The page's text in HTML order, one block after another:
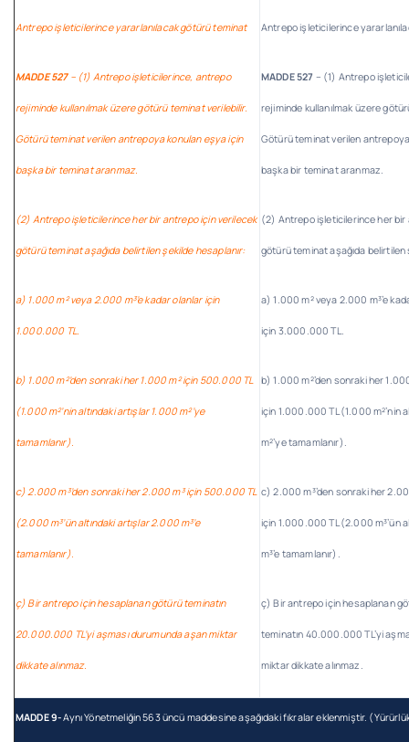
Antrepo işleticilerince yararlanılacak götürü teminat
MADDE 527– (1) Antrepo işleticilerince, antrepo
rejiminde kullanılmak üzere götürü teminat verilebilir.
Götürü teminat verilen antrepoya konulan eşya için
başka bir teminat aranmaz.
(2) Antrepo işleticilerince her bir antrepo için verilecek
götürü teminat aşağıda belirtilen şekilde hesaplanır:
a) 1.000 m² veya 2.000 m³’e kadar olanlar için
1.000.000 TL.
b) 1.000 m²’den sonraki her 1.000 m² için 500.000 TL
(1.000 m²’nin altındaki artışlar 1.000 m²’ye
tamamlanır).
c) 2.000 m³’den sonraki her 2.000 m³ için 500.000 TL
(2.000 m³’ün altındaki artışlar 2.000 m³’e
tamamlanır).
ç) Bir antrepo için hesaplanan götürü teminatın
20.000.000 TL’yi aşması durumunda aşan miktar
dikkate alınmaz.
Antrepo işleticilerince
MADDE 527 – (1) Antrepo
rejiminde kullanılmak üzere
Götürü teminat verilen
başka bir teminat aranmaz.
(2) Antrepo işleticilerince her bir
götürü teminat aşağıda belirtilen
a) 1.000 m² veya 2.000 m³’e
için 3.000.000 TL.
b) 1.000 m²’den sonraki her
için 1.000.000 TL (1.000 m²’nin
m²’ye tamamlanır).
c) 2.000 m³’den sonraki her
için 1.000.000 TL (2.000 m³’ün
m³’e tamamlanır).
ç) Bir antrepo için hesaplanan
teminatın 40.000.000 TL’yi
miktar dikkate alınmaz.
MADDE 9-Aynı Yönetmeliğin 563 üncü maddesine aşağıdaki fıkralar eklenmiştir.